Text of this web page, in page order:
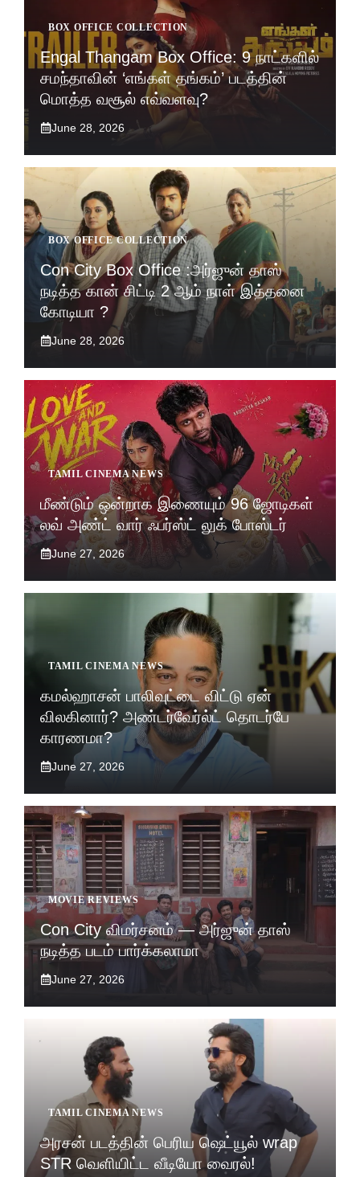
BOX OFFICE COLLECTION
Engal Thangam Box Office: 9 நாட்களில்
சமந்தாவின் ‘எங்கள் தங்கம்’ படத்தின்
மொத்த வசூல் எவ்வளவு?
June 28, 2026
BOX OFFICE COLLECTION
Con City Box Office :அர்ஜுன் தாஸ்
நடித்த கான் சிட்டி 2 ஆம் நாள் இத்தனை
கோடியா ?
June 28, 2026
TAMIL CINEMA NEWS
மீண்டும் ஒன்றாக இணையும் 96 ஜோடிகள்
லவ் அண்ட் வார் ஃபர்ஸ்ட் லுக் போஸ்டர்
June 27, 2026
TAMIL CINEMA NEWS
கமல்ஹாசன் பாலிவுட்டை விட்டு ஏன்
விலகினார்? அண்டர்வேர்ல்ட் தொடர்பே
காரணமா?
June 27, 2026
MOVIE REVIEWS
Con City விமர்சனம் — அர்ஜுன் தாஸ்
நடித்த படம் பார்க்கலாமா
June 27, 2026
TAMIL CINEMA NEWS
அரசன் படத்தின் பெரிய ஷெட்யூல் wrap
STR வெளியிட்ட வீடியோ வைரல்!